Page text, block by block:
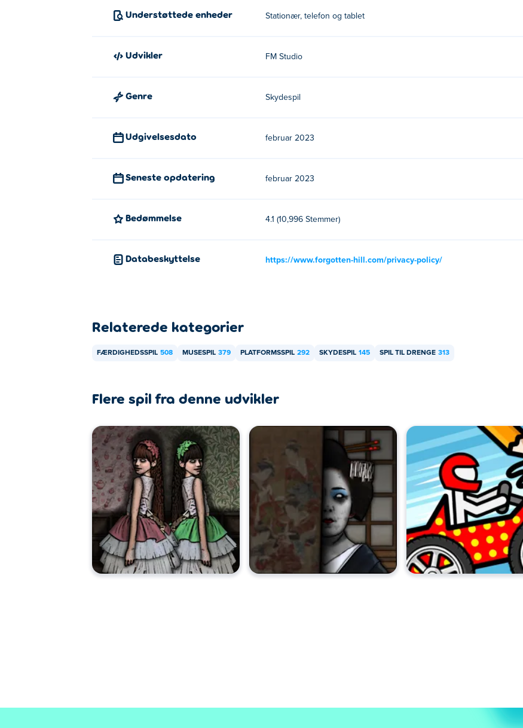
Understøttede enheder Stationær, telefon og tablet
Udvikler FM Studio
Genre Skydespil
Udgivelsesdato februar 2023
Seneste opdatering februar 2023
Bedømmelse 4.1 (10,996 Stemmer)
Databeskyttelse https://www.forgotten-hill.com/privacy-policy/
Relaterede kategorier
FÆRDIGHEDSSPIL 508 MUSESPIL 379 PLATFORMSSPIL 292 SKYDESPIL 145 SPIL TIL DRENGE 313
Flere spil fra denne udvikler